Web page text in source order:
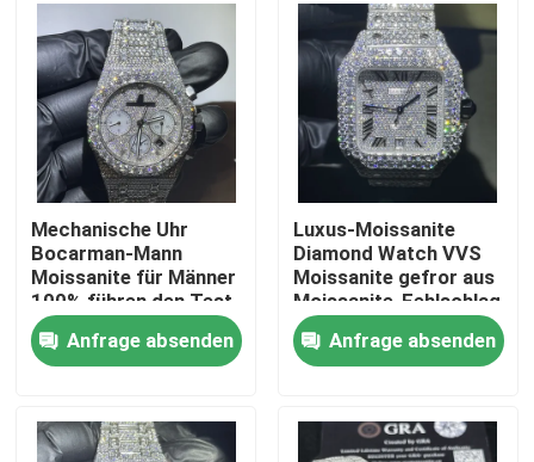
Haus
Produkte
Mechanische Uhr
Bocarman-Mann
Moissanite für Männer
100% führen den Test
Diamond Pen
Anfrage absenden
Luxus-Moissanite
Diamond Watch VVS
Moissanite gefror aus
Moissanite-Fehlschlag
unten
Anfrage absenden